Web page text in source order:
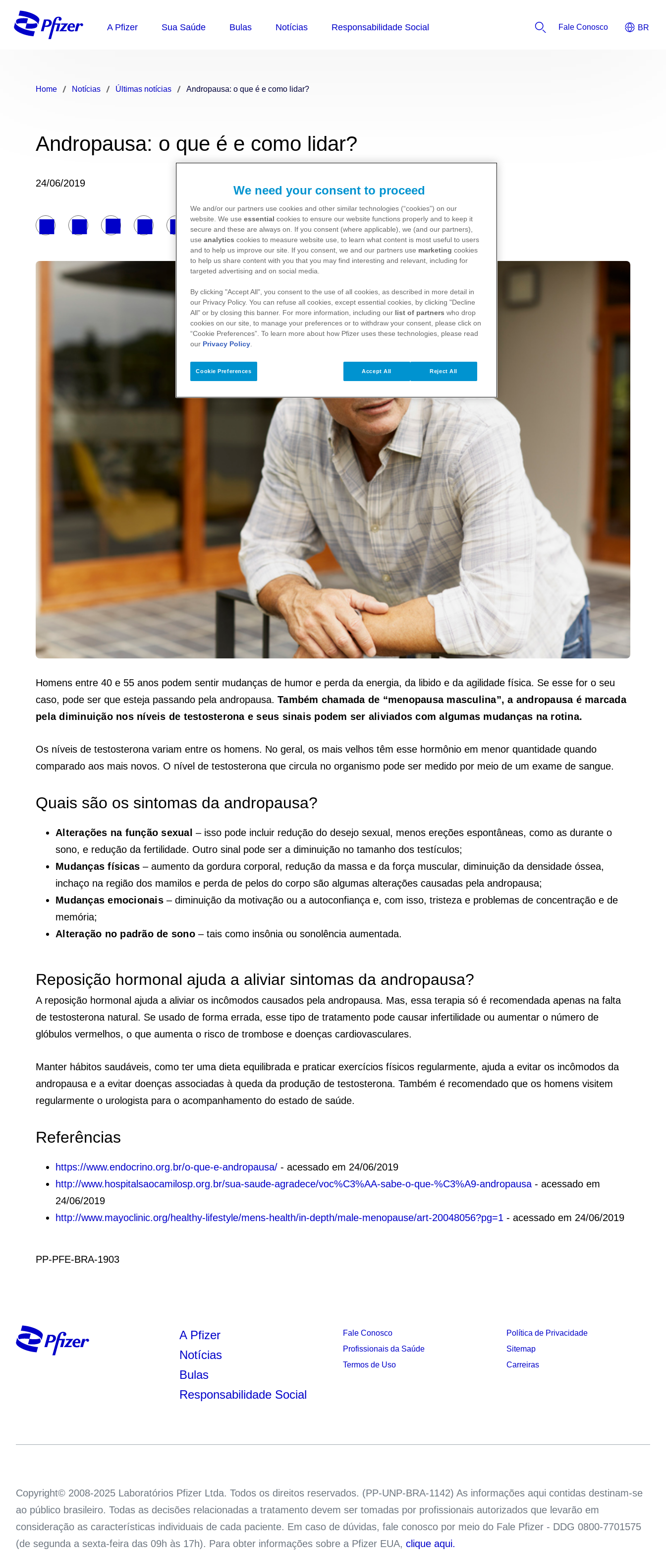
Fale Conosco
Home Notícias Últimas notícias Andropausa: o que é e como lidar?
Andropausa: o que é e como lidar?
24/06/2019
Homens entre 40 e 55 anos podem sentir mudanças de humor e perda da energia, da libido e da agilidade física. Se esse for o seu
caso, pode ser que esteja passando pela andropausa. Também chamada de “menopausa masculina”, a andropausa é marcada
pela diminuição nos níveis de testosterona e seus sinais podem ser aliviados com algumas mudanças na rotina.
Os níveis de testosterona variam entre os homens. No geral, os mais velhos têm esse hormônio em menor quantidade quando
comparado aos mais novos. O nível de testosterona que circula no organismo pode ser medido por meio de um exame de sangue.
Quais são os sintomas da andropausa?
Alterações na função sexual – isso pode incluir redução do desejo sexual, menos ereções espontâneas, como as durante o
sono, e redução da fertilidade. Outro sinal pode ser a diminuição no tamanho dos testículos;
Mudanças físicas – aumento da gordura corporal, redução da massa e da força muscular, diminuição da densidade óssea,
inchaço na região dos mamilos e perda de pelos do corpo são algumas alterações causadas pela andropausa;
Mudanças emocionais– diminuição da motivação ou a autoconfiança e, com isso, tristeza e problemas de concentração e de
memória;
Alteração no padrão de sono– tais como insônia ou sonolência aumentada.
Reposição hormonal ajuda a aliviar sintomas da andropausa?
A reposição hormonal ajuda a aliviar os incômodos causados pela andropausa. Mas, essa terapia só é recomendada apenas na falta
de testosterona natural. Se usado de forma errada, esse tipo de tratamento pode causar infertilidade ou aumentar o número de
glóbulos vermelhos, o que aumenta o risco de trombose e doenças cardiovasculares.
Manter hábitos saudáveis, como ter uma dieta equilibrada e praticar exercícios físicos regularmente, ajuda a evitar os incômodos da
andropausa e a evitar doenças associadas à queda da produção de testosterona. Também é recomendado que os homens visitem
regularmente o urologista para o acompanhamento do estado de saúde.
Referências
https://www.endocrino.org.br/o-que-e-andropausa/ - acessado em 24/06/2019
http://www.hospitalsaocamilosp.org.br/sua-saude-agradece/voc%C3%AA-sabe-o-que-%C3%A9-andropausa - acessado em
24/06/2019
http://www.mayoclinic.org/healthy-lifestyle/mens-health/in-depth/male-menopause/art-20048056?pg=1 - acessado em 24/06/2019
PP-PFE-BRA-1903
A Pfizer
Notícias
Bulas
Responsabilidade Social
Fale Conosco
Profissionais da Saúde
Termos de Uso
Política de Privacidade
Sitemap
Carreiras
Copyright© 2008-2025 Laboratórios Pfizer Ltda. Todos os direitos reservados. (PP-UNP-BRA-1142) As informações aqui contidas destinam-se
ao público brasileiro. Todas as decisões relacionadas a tratamento devem ser tomadas por profissionais autorizados que levarão em
consideração as características individuais de cada paciente. Em caso de dúvidas, fale conosco por meio do Fale Pfizer - DDG 0800-7701575
(de segunda a sexta-feira das 09h às 17h). Para obter informações sobre a Pfizer EUA, clique aqui.
We need your consent to proceed
We and/or our partners use cookies and other similar technologies (“cookies”) on our
website. We use essential cookies to ensure our website functions properly and to keep it
secure and these are always on. If you consent (where applicable), we (and our partners),
use analytics cookies to measure website use, to learn what content is most useful to users
and to help us improve our site. If you consent, we and our partners use marketing cookies
to help us share content with you that you may find interesting and relevant, including for
targeted advertising and on social media.
By clicking "Accept All", you consent to the use of all cookies, as described in more detail in
our Privacy Policy. You can refuse all cookies, except essential cookies, by clicking "Decline
All" or by closing this banner. For more information, including our list of partners who drop
cookies on our site, to manage your preferences or to withdraw your consent, please click on
“Cookie Preferences”. To learn more about how Pfizer uses these technologies, please read
our Privacy Policy
Cookie Preferences Reject All
Accept All